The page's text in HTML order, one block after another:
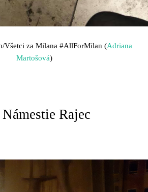
Všetci za Milana #AllForMilan (Adriana
Martošová)
Rajec